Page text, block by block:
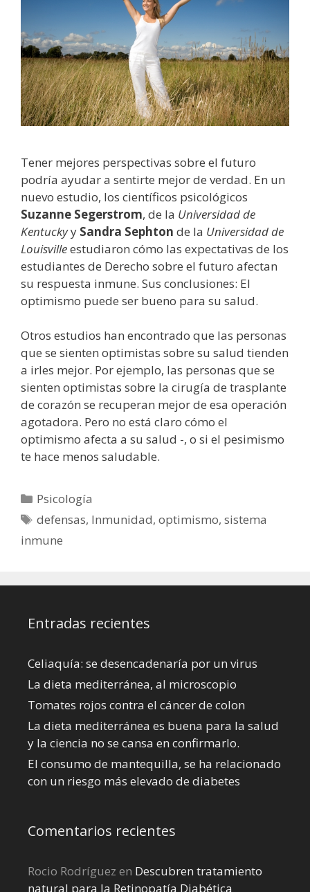
Tener mejores perspectivas sobre el futuro
podría ayudar a sentirte mejor de verdad. En un
nuevo estudio, los científicos psicológicos
Suzanne Segerstrom, de la Universidad de
Kentuckyy Sandra Sephton de la Universidad de
Louisvilleestudiaron cómo las expectativas de los
estudiantes de Derecho sobre el futuro afectan
su respuesta inmune. Sus conclusiones: El
optimismo puede ser bueno para su salud.
Otros estudios han encontrado que las personas
que se sienten optimistas sobre su salud tienden
a irles mejor. Por ejemplo, las personas que se
sienten optimistas sobre la cirugía de trasplante
de corazón se recuperan mejor de esa operación
agotadora. Pero no está claro cómo el
optimismo afecta a su salud -, o si el pesimismo
te hace menos saludable.
Categorías
Psicología
Etiquetas
defensas, Inmunidad,optimismo,sistema
inmune
Entradas recientes
Celiaquía: se desencadenaría por un virus
La dieta mediterránea, al microscopio
Tomates rojos contra el cáncer de colon
La dieta mediterránea es buena para la salud
y la ciencia no se cansa en confirmarlo.
El consumo de mantequilla, se ha relacionado
con un riesgo más elevado de diabetes
Comentarios recientes
Rocio Rodríguez en Descubren tratamiento
natural para la Retinopatía Diabética